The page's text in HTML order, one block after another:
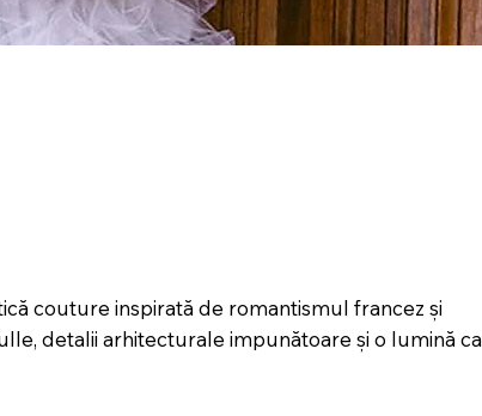
couture inspirată de romantismul francez și
detalii arhitecturale impunătoare și o lumină